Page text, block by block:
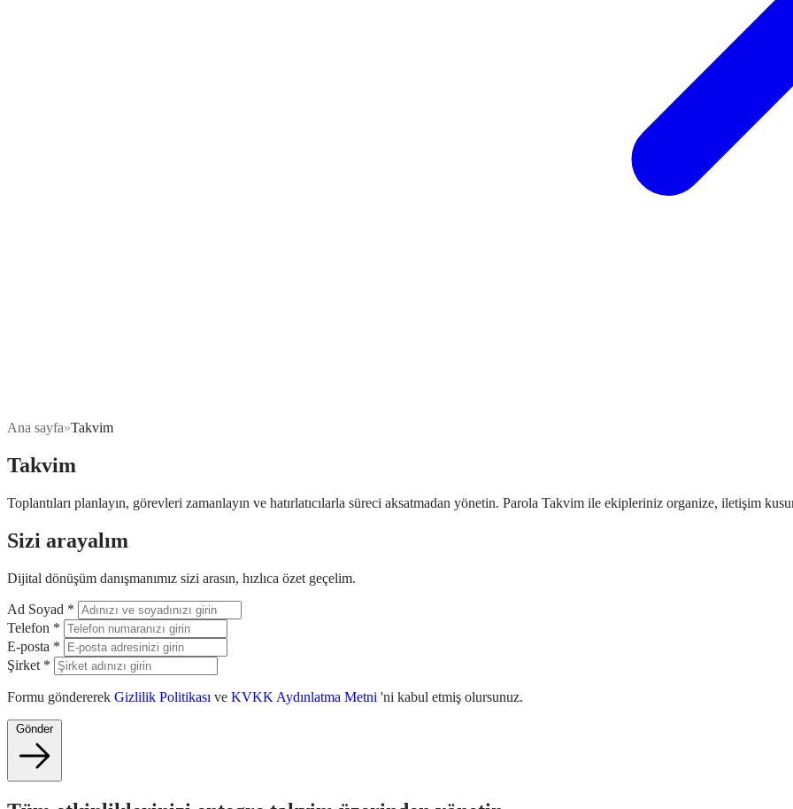
Ana sayfa»Takvim
Takvim
Toplantıları planlayın, görevleri zamanlayın ve hatırlatıcılarla süreci aksatmadan yönetin. Parola Takvim ile ekipleriniz organize, iletişim
Sizi arayalım
Dijital dönüşüm danışmanımız sizi arasın, hızlıca özet geçelim.
Ad Soyad *
Telefon *
E-posta *
Şirket *
Formu göndererek Gizlilik Politikası ve KVKK Aydınlatma Metni 'ni kabul etmiş olursunuz.
Gönder